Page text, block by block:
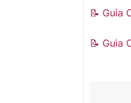
📝 Guia
📝 Guia